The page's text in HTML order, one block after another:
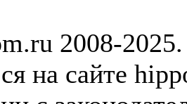
2008-
на сайте